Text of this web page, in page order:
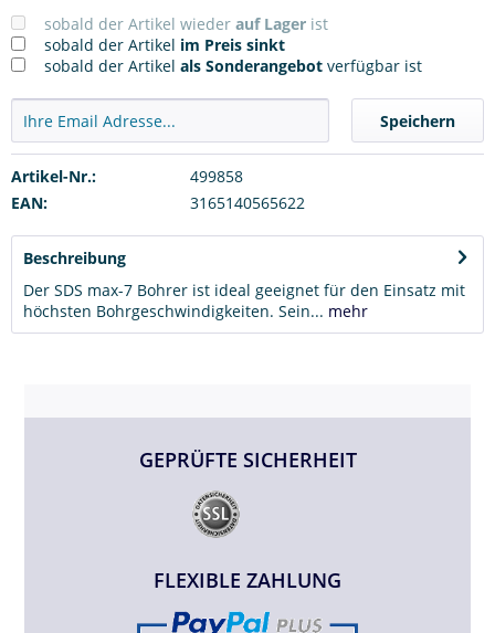
sobald der Artikel wieder auf Lager ist
sobald der Artikel im Preis sinkt
sobald der Artikel als Sonderangebot verfügbar ist
Speichern
Artikel-Nr.:
499858
EAN:
3165140565622
Beschreibung
Der SDS max-7 Bohrer ist ideal geeignet für den Einsatz mit
höchsten Bohrgeschwindigkeiten. Sein... mehr
GEPRÜFTE SICHERHEIT
FLEXIBLE ZAHLUNG